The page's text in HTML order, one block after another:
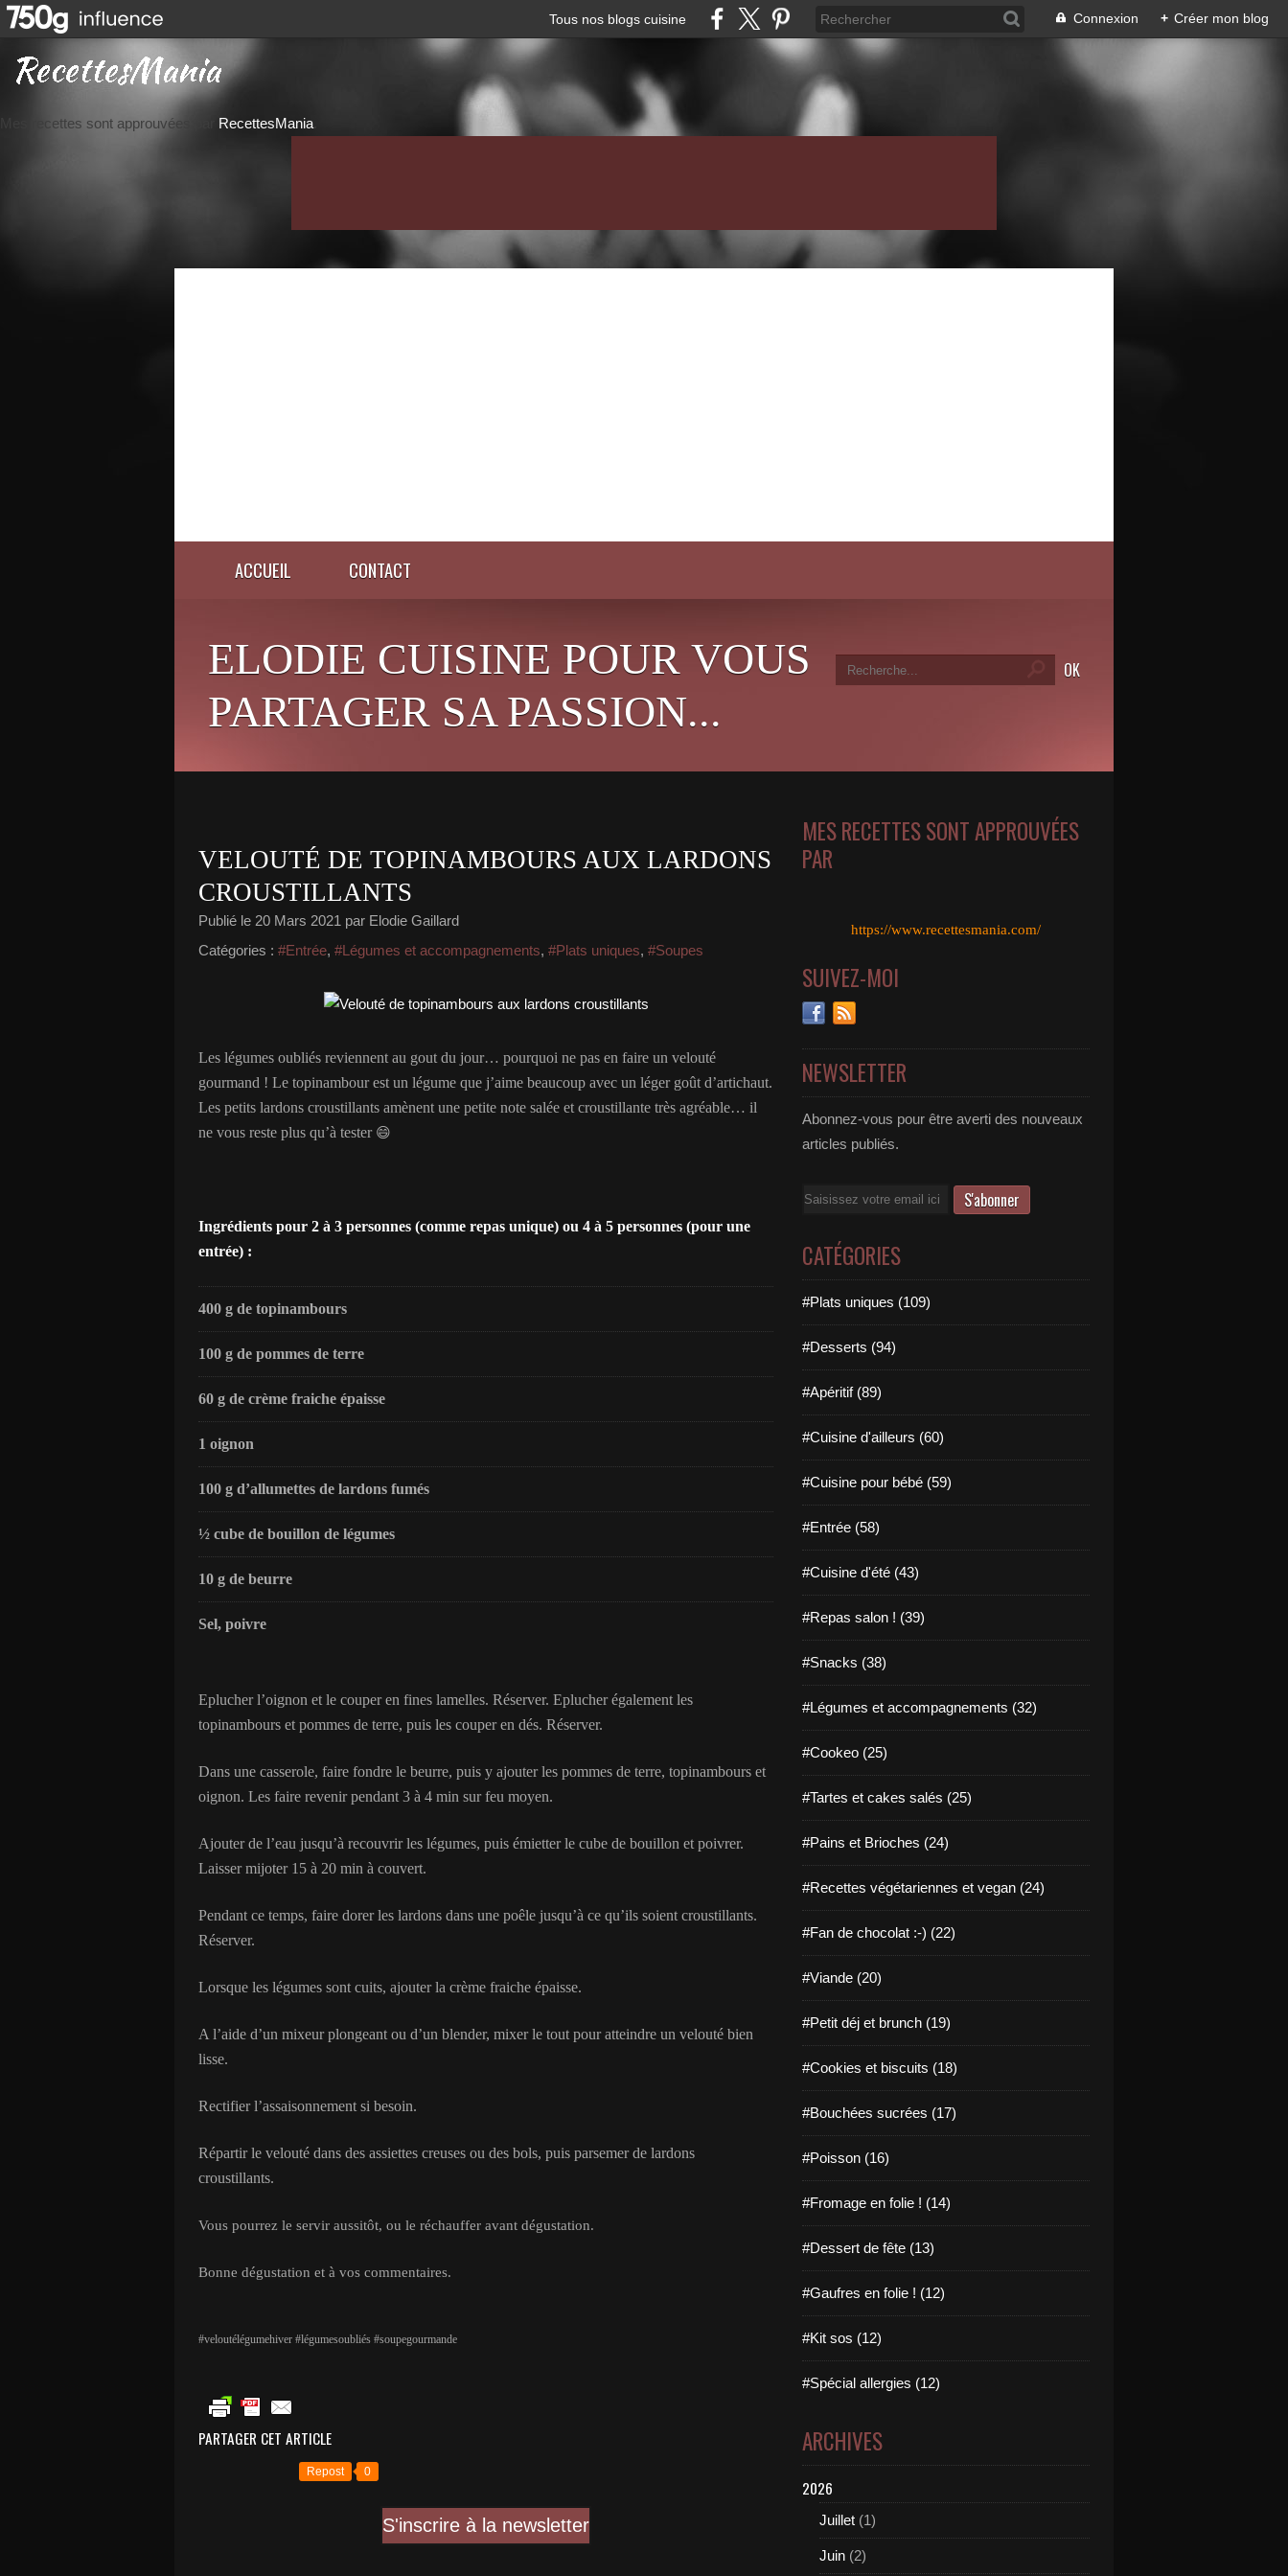
Mes recettes sont approuvées par RecettesMania
Tous nos blogs cuisine Connexion + Créer mon blog
ACCUEIL CONTACT
ELODIE CUISINE POUR VOUS
PARTAGER SA PASSION...
VELOUTÉ DE TOPINAMBOURS AUX LARDONS
CROUSTILLANTS
Publié le 20 Mars 2021 par Elodie Gaillard
Catégories : #Entrée, #Légumes et accompagnements, #Plats uniques, #Soupes
Les légumes oubliés reviennent au gout du jour… pourquoi ne pas en faire un velouté
gourmand ! Le topinambour est un légume que j’aime beaucoup avec un léger goût d’artichaut.
Les petits lardons croustillants amènent une petite note salée et croustillante très agréable… il
ne vous reste plus qu’à tester 😄
Ingrédients pour 2 à 3 personnes (comme repas unique) ou 4 à 5 personnes (pour une
entrée) :
400 g de topinambours
100 g de pommes de terre
60 g de crème fraiche épaisse
1 oignon
100 g d’allumettes de lardons fumés
½ cube de bouillon de légumes
10 g de beurre
Sel, poivre
Eplucher l’oignon et le couper en fines lamelles. Réserver. Eplucher également les
topinambours et pommes de terre, puis les couper en dés. Réserver.
Dans une casserole, faire fondre le beurre, puis y ajouter les pommes de terre, topinambours et
oignon. Les faire revenir pendant 3 à 4 min sur feu moyen.
Ajouter de l’eau jusqu’à recouvrir les légumes, puis émietter le cube de bouillon et poivrer.
Laisser mijoter 15 à 20 min à couvert.
Pendant ce temps, faire dorer les lardons dans une poêle jusqu’à ce qu’ils soient croustillants.
Réserver.
Lorsque les légumes sont cuits, ajouter la crème fraiche épaisse.
A l’aide d’un mixeur plongeant ou d’un blender, mixer le tout pour atteindre un velouté bien
lisse.
Rectifier l’assaisonnement si besoin.
Répartir le velouté dans des assiettes creuses ou des bols, puis parsemer de lardons
croustillants.
Vous pourrez le servir aussitôt, ou le réchauffer avant dégustation.
Bonne dégustation et à vos commentaires.
#veloutélégumehiver #légumesoubliés #soupegourmande
PARTAGER CET ARTICLE
Repost 0
S'inscrire à la newsletter
MES RECETTES SONT APPROUVÉES
PAR
https://www.recettesmania.com/
SUIVEZ-MOI
NEWSLETTER
Abonnez-vous pour être averti des nouveaux
articles publiés.
Email
CATÉGORIES
#Plats uniques (109)
#Desserts (94)
#Apéritif (89)
#Cuisine d'ailleurs (60)
#Cuisine pour bébé (59)
#Entrée (58)
#Cuisine d'été (43)
#Repas salon ! (39)
#Snacks (38)
#Légumes et accompagnements (32)
#Cookeo (25)
#Tartes et cakes salés (25)
#Pains et Brioches (24)
#Recettes végétariennes et vegan (24)
#Fan de chocolat :-) (22)
#Viande (20)
#Petit déj et brunch (19)
#Cookies et biscuits (18)
#Bouchées sucrées (17)
#Poisson (16)
#Fromage en folie ! (14)
#Dessert de fête (13)
#Gaufres en folie ! (12)
#Kit sos (12)
#Spécial allergies (12)
ARCHIVES
2026
Juillet (1)
Juin (2)